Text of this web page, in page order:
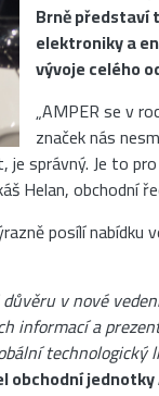
Brně
elektroniky a
vývoje celého
„AMPER se v
značek nás
správný. Je to
Helan, obchodní
posílí nabídku
v nové
informací a
obchodní